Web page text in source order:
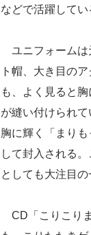
などで活躍してい
ユニフォームは
ト帽、大き目の
も、よく見ると
が縫い付けられ
胸に輝く「まり
して封入される
としても大注目の
CD「こりこり